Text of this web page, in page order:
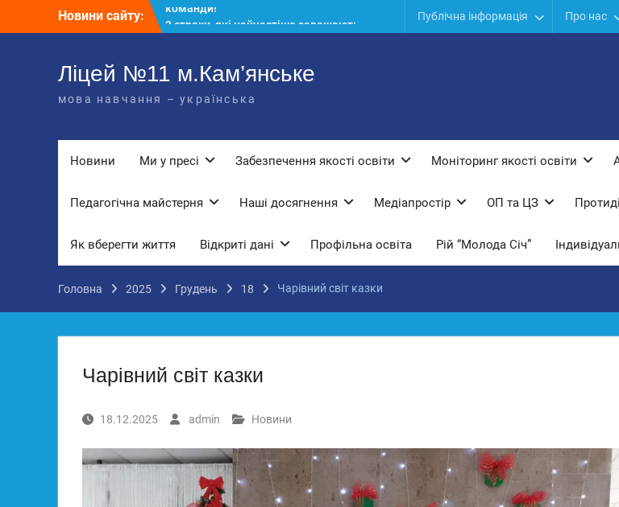
Новини сайту:
3 страхи, які найчастіше заважають
дітям і молоді виїхати з окупації
дитячою працею
Вступ з ТОТ до українських закладів
освіти: міф чи правда? Перевірте свої
Публічна інформація Про нас
Ліцей №11 м.Кам’янське
мова навчання – українська
Новини Ми у пресі Забезпечення якості освіти Моніторинг якості освіти
Педагогічна майстерня Наші досягнення Медіапростір ОП та ЦЗ
Як вберегти життя Відкриті дані Профільна освіта Рій “Молода Січ”
Головна 2025 Грудень 18 Чарівний світ казки
Чарівний світ казки
18.12.2025 admin Новини